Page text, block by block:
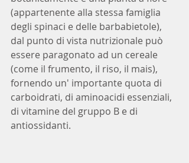
(appartenente alla stessa famiglia
degli spinaci e delle barbabietole),
dal punto di vista nutrizionale può
essere paragonato ad un cereale
(come il frumento, il riso, il mais),
fornendo un' importante quota di
carboidrati, di aminoacidi essenziali,
di vitamine del gruppo B e di
antiossidanti.